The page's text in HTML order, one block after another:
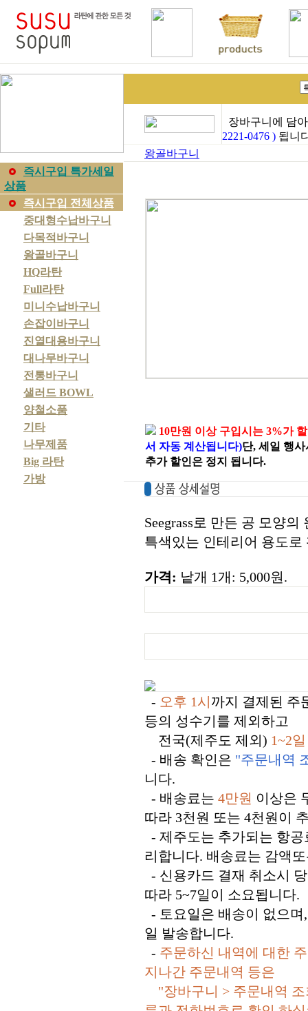
즉시구입 특가세일
상품
즉시구입 전체상품
중대형수납바구니
다목적바구니
왕골바구니
HQ라탄
Full라탄
미니수납바구니
손잡이바구니
진열대용바구니
대나무바구니
전통바구니
샐러드 BOWL
양철소품
기타
나무제품
Big 라탄
가방
장바구니에 담
2221-0476 ) 됩니
왕골바구니
10만원 이상 구입시는 3%가
서 자동 계산됩니다)단, 세일 행
추가 할인은 정지 됩니다.
Seegrass로 만든 공 모양
특색있는 인테리어 용도로
가격: 낱개 1개: 5,000원.
- 오후 1시 까지 결제된 주
등의 성수기를 제외하고
전국(제주도 제외) 1~2일
- 배송 확인은 "주문내역
니다.
- 배송료는 4만원 이상은
따라 3천원 또는 4천원이
- 제주도는 추가되는 항
리합니다. 배송료는 감액
- 신용카드 결재 취소시
따라 5~7일이 소요됩니다.
- 토요일은 배송이 없으
일 발송합니다.
- 주문하신 내역에 대한
지나간 주문내역 등은
"장바구니 > 주문내역